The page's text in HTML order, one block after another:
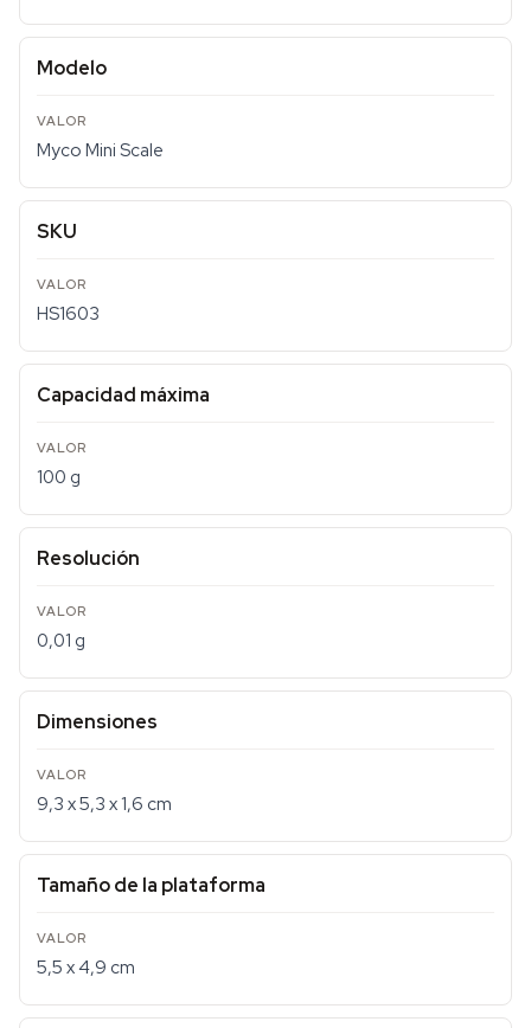
Modelo
Myco Mini Scale
SKU
HS1603
Capacidad máxima
100 g
Resolución
0,01 g
Dimensiones
9,3 x 5,3 x 1,6 cm
Tamaño de la plataforma
5,5 x 4,9 cm